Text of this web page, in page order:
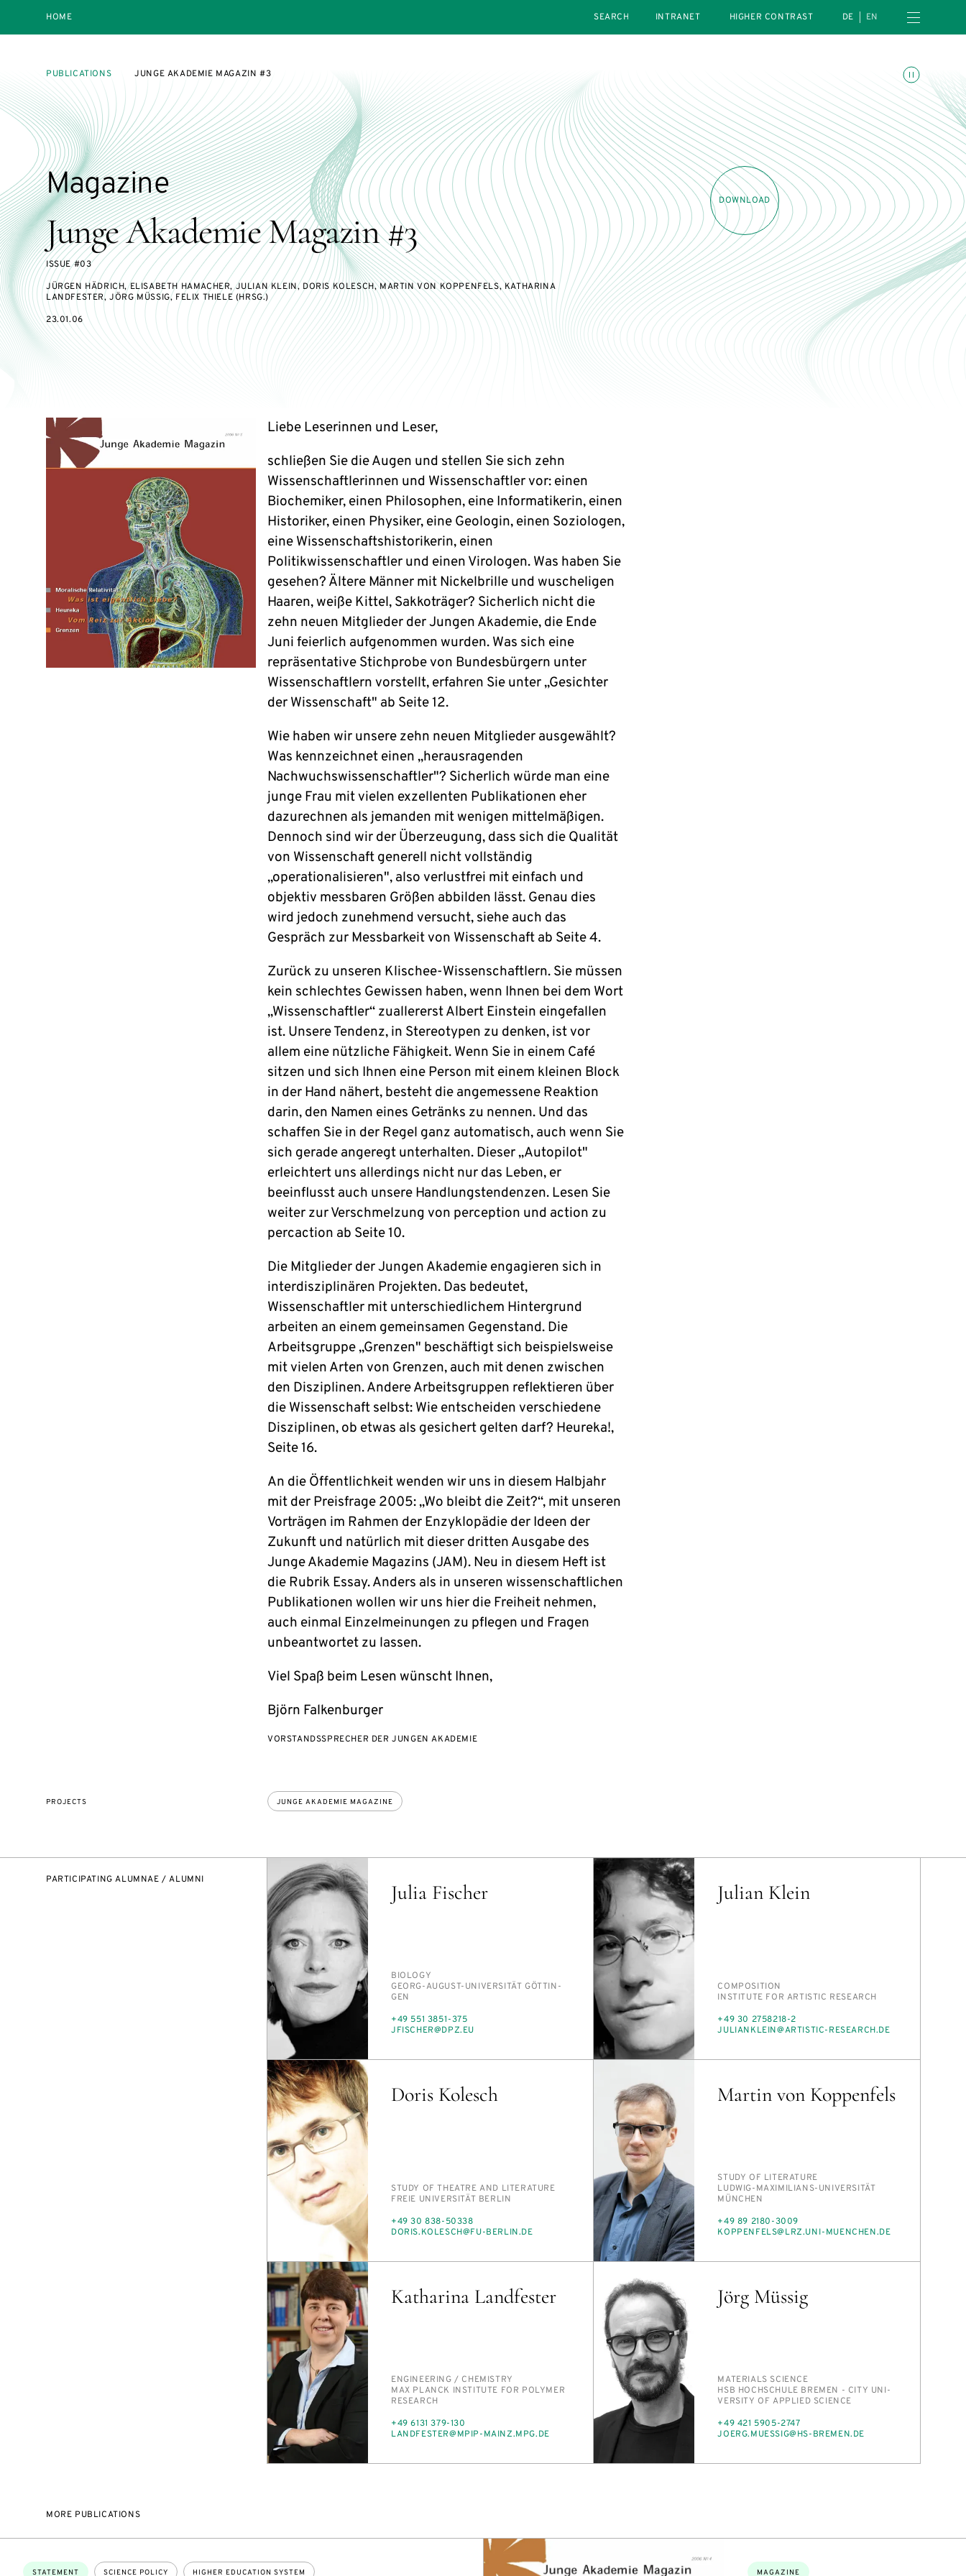
HOME
INTRANET
HIGHER CONTRAST DE EN Open navigation menu
Toggle animations
PUBLICATIONS JUNGE AKADEMIE MAGAZIN #3
Junge Akademie Magazin #3
ISSUE #03
Magazine
JÜRGEN HÄDRICH, ELISABETH HAMACHER, JULIAN KLEIN, DORIS KOLESCH, MARTIN VON KOPPENFELS, KATHARINA
LANDFESTER, JÖRG MÜSSIG, FELIX THIELE (HRSG.)
23.01.06
DOWNLOAD
Liebe Leserinnen und Leser,
schließen Sie die Augen und stellen Sie sich zehn
Wissenschaftlerinnen und Wissenschaftler vor: einen
Biochemiker, einen Philosophen, eine Informatikerin, einen
Historiker, einen Physiker, eine Geologin, einen Soziologen,
eine Wissenschaftshistorikerin, einen
Politikwissenschaftler und einen Virologen. Was haben Sie
gesehen? Ältere Männer mit Nickelbrille und wuscheligen
Haaren, weiße Kittel, Sakkoträger? Sicherlich nicht die
zehn neuen Mitglieder der Jungen Akademie, die Ende
Juni feierlich aufgenommen wurden. Was sich eine
repräsentative Stichprobe von Bundesbürgern unter
Wissenschaftlern vorstellt, erfahren Sie unter „Gesichter
der Wissenschaft" ab Seite 12.
Wie haben wir unsere zehn neuen Mitglieder ausgewählt?
Was kennzeichnet einen „herausragenden
Nachwuchswissenschaftler"? Sicherlich würde man eine
junge Frau mit vielen exzellenten Publikationen eher
dazurechnen als jemanden mit wenigen mittelmäßigen.
Dennoch sind wir der Überzeugung, dass sich die Qualität
von Wissenschaft generell nicht vollständig
„operationalisieren", also verlustfrei mit einfach und
objektiv messbaren Größen abbilden lässt. Genau dies
wird jedoch zunehmend versucht, siehe auch das
Gespräch zur Messbarkeit von Wissenschaft ab Seite 4.
Zurück zu unseren Klischee-Wissenschaftlern. Sie müssen
kein schlechtes Gewissen haben, wenn Ihnen bei dem Wort
„Wissenschaftler“ zuallererst Albert Einstein eingefallen
ist. Unsere Tendenz, in Stereotypen zu denken, ist vor
allem eine nützliche Fähigkeit. Wenn Sie in einem Café
sitzen und sich Ihnen eine Person mit einem kleinen Block
in der Hand nähert, besteht die angemessene Reaktion
darin, den Namen eines Getränks zu nennen. Und das
schaffen Sie in der Regel ganz automatisch, auch wenn Sie
sich gerade angeregt unterhalten. Dieser „Autopilot"
erleichtert uns allerdings nicht nur das Leben, er
beeinflusst auch unsere Handlungstendenzen. Lesen Sie
weiter zur Verschmelzung von perception und action zu
percaction ab Seite 10.
Die Mitglieder der Jungen Akademie engagieren sich in
interdisziplinären Projekten. Das bedeutet,
Wissenschaftler mit unterschiedlichem Hintergrund
arbeiten an einem gemeinsamen Gegenstand. Die
Arbeitsgruppe „Grenzen" beschäftigt sich beispielsweise
mit vielen Arten von Grenzen, auch mit denen zwischen
den Disziplinen. Andere Arbeitsgruppen reflektieren über
die Wissenschaft selbst: Wie entscheiden verschiedene
Disziplinen, ob etwas als gesichert gelten darf? Heureka!,
Seite 16.
An die Öffentlichkeit wenden wir uns in diesem Halbjahr
mit der Preisfrage 2005: „Wo bleibt die Zeit?“, mit unseren
Vorträgen im Rahmen der Enzyklopädie der Ideen der
Zukunft und natürlich mit dieser dritten Ausgabe des
Junge Akademie Magazins (JAM). Neu in diesem Heft ist
die Rubrik Essay. Anders als in unseren wissenschaftlichen
Publikationen wollen wir uns hier die Freiheit nehmen,
auch einmal Einzelmeinungen zu pflegen und Fragen
unbeantwortet zu lassen.
Viel Spaß beim Lesen wünscht Ihnen,
Björn Falkenburger
VORSTANDSSPRECHER DER JUNGEN AKADEMIE
PROJECTS JUNGE AKADEMIE MAGAZINE
PARTICIPATING ALUMNAE / ALUMNI
Julia Fischer
PERSON_RESEARCH_SUBJECT
BI­OL­O­GY
INSTITUTION
GEORG-AU­GUST-UNI­VER­SITÄT GÖT­TIN­
GEN
PHONE
+49 551 3851-375
E-
JFIS­CH­ER@DPZ.EU
Julian Klein
PERSON_RESEARCH_SUBJECT
COM­PO­SI­TION
INSTITUTION
IN­STI­TUTE FOR ARTIS­TIC RE­SEARCH
PHONE
+49 30 2758218-2
E-
JU­LIAN­KLEIN@ARTIS­TIC-RE­SEARCH.DE
Doris Kolesch
PERSON_RESEARCH_SUBJECT
STUDY OF THE­ATRE AND LIT­ER­A­TURE
INSTITUTION
FREIE UNI­VER­SITÄT BERLIN
PHONE
+49 30 838-50338
E-
DORIS.KO­LESCH@FU-BERLIN.DE
Martin von Koppenfels
PERSON_RESEARCH_SUBJECT
STUDY OF LIT­ER­A­TURE
INSTITUTION
LUD­WIG-MAX­I­M­IL­IANS-UNI­VER­SITÄT
MÜNCHEN
PHONE
+49 89 2180-3009
E-
KOP­PEN­FELS@LRZ.UNI-MUENCHEN.DE
Katharina Landfester
PERSON_RESEARCH_SUBJECT
EN­GI­NEER­ING /​ CHEM­ISTRY
INSTITUTION
MAX PLANCK IN­STI­TUTE FOR POLY­MER
RE­SEARCH
PHONE
+49 6131 379-130
E-
LAND­FESTER@MPIP-MAINZ.MPG.DE
Jörg Müssig
PERSON_RESEARCH_SUBJECT
MA­TE­RI­ALS SCI­ENCE
INSTITUTION
HSB HOCHSCHULE BRE­MEN - CITY UNI­
VER­SI­TY OF AP­PLIED SCI­ENCE
PHONE
+49 421 5905-2747
E-
JO­ERG.MUES­SIG@HS-BRE­MEN.DE
MORE PUBLICATIONS
Topics:
STATEMENT SCIENCE POLICY HIGHER EDUCATION SYSTEM Topics:
MAGAZINE